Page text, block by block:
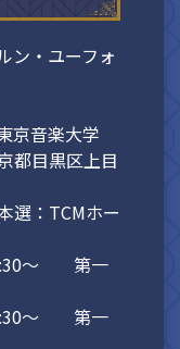
ン・ユーフォ
京音楽大学
都目黒区上目
選：TCMホー
～ 第一
～ 第一